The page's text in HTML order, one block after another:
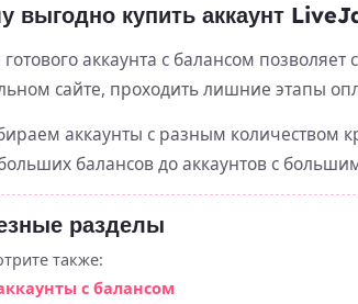
выгодно купить аккаунт
готового аккаунта с балансом
сайте, проходить лишние этапы
аккаунты с разным количеством
балансов до аккаунтов с
разделы
также:
с балансом